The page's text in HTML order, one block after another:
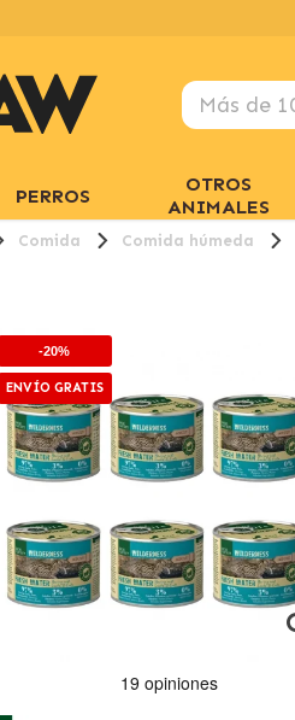
PERROS
OTROS
ANIMALES
Comida Comida húmeda
-20%
ENVÍO GRATIS